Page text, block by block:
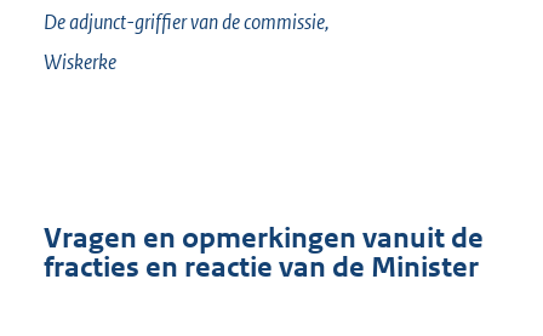
De adjunct-griffier van de commissie,
Wiskerke
Vragen en opmerkingen vanuit de
fracties en reactie van de Minister